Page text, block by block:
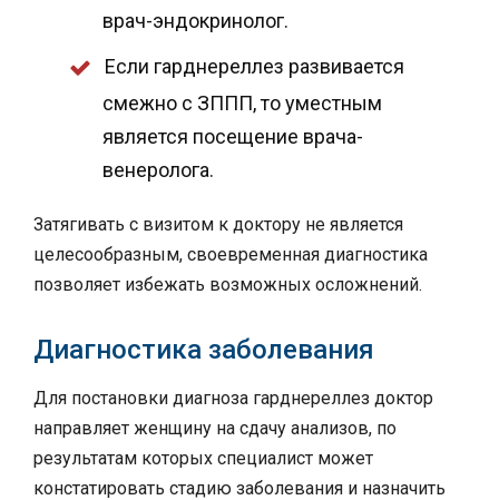
врач-эндокринолог.
Если гарднереллез развивается
смежно с ЗППП, то уместным
является посещение врача-
венеролога.
Затягивать с визитом к доктору не является
целесообразным, своевременная диагностика
позволяет избежать возможных осложнений.
Диагностика заболевания
Для постановки диагноза гарднереллез доктор
направляет женщину на сдачу анализов, по
результатам которых специалист может
констатировать стадию заболевания и назначить